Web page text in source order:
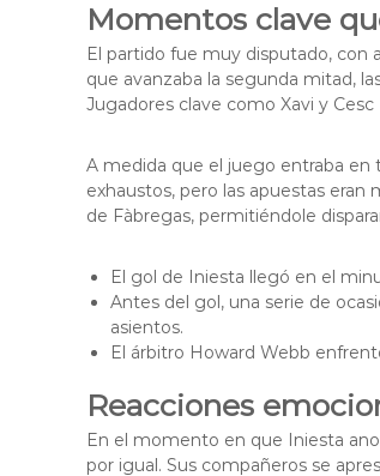
Momentos clave
El partido fue muy disputado, con
que avanzaba la segunda mitad,
Jugadores clave como Xavi y
A medida que el juego entraba en
exhaustos, pero las apuestas
de Fàbregas, permitiéndole
El gol de Iniesta llegó en el
Antes del gol, una serie de
asientos.
El árbitro Howard Webb
Reacciones
En el momento en que Iniesta
por igual. Sus compañeros se